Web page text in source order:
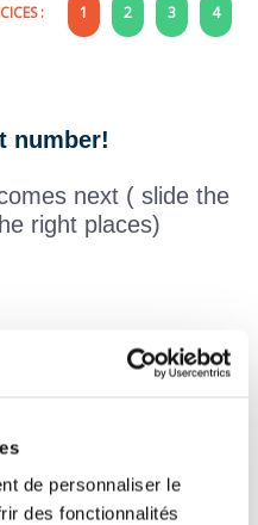
de personnaliser le
des fonctionnalités
: 1 2 3 4
number!
next ( slide the
right places)